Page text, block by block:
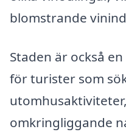
blomstrande
Staden är också
för turister som
omkringliggande